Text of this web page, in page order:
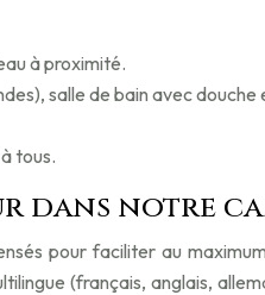
à proximité.
salle de bain avec
tous.
dans notre
pour faciliter au
(français, anglais,